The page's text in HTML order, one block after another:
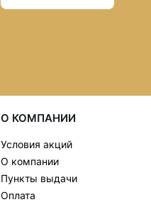
О КОМПАНИИ
Условия акций
О компании
Пункты выдачи
Оплата